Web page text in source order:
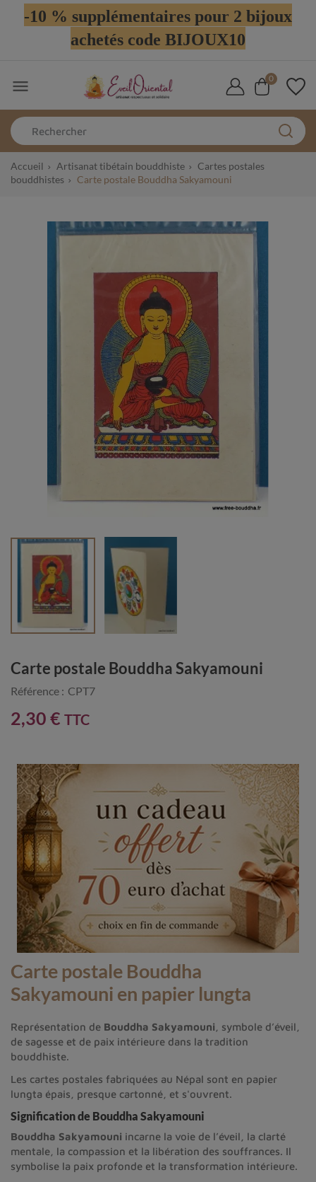
-10 % supplémentaires pour 2 bijoux
achetés code BIJOUX10
 0
Accueil Artisanat tibétain bouddhiste
Cartes postales
bouddhistes
Carte postale Bouddha Sakyamouni
Carte postale Bouddha Sakyamouni
Référence : CPT7
2,30 € TTC
Carte postale Bouddha
Sakyamouni en papier lungta
Représentation de Bouddha Sakyamouni , symbole d’éveil,
de sagesse et de paix intérieure dans la tradition
bouddhiste.
Les cartes postales fabriquées au Népal sont en papier
lungta épais, presque cartonné, et s'ouvrent.
Signification de Bouddha Sakyamouni
Bouddha Sakyamouni incarne la voie de l’éveil, la clarté
mentale, la compassion et la libération des souffrances. Il
symbolise la paix profonde et la transformation intérieure.